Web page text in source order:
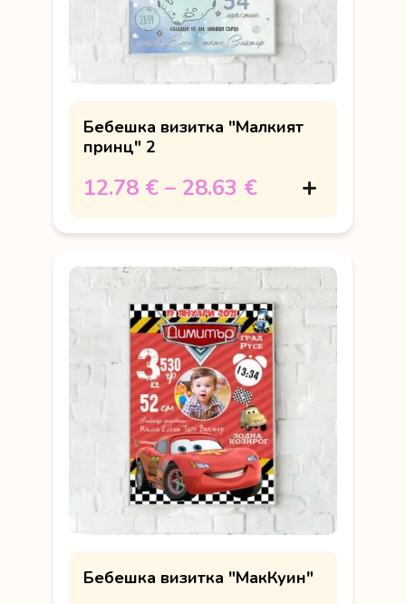
Бебешка визитка "Малкият
принц" 2
12.78 € – 28.63 €
Бебешка визитка "МакКуин"